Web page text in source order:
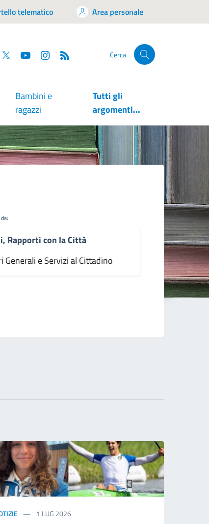
telematico Area personale
Twitter YouTube Cerca
Bambini e
ragazzi
Tutti gli
argomenti...
Rapporti con la Città
Generali e Servizi al Cittadino
1 LUG 2026